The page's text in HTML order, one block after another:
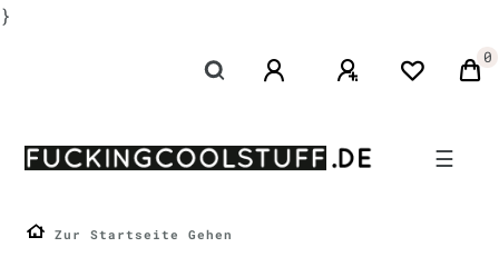
}
0
☰
Zur Startseite Gehen